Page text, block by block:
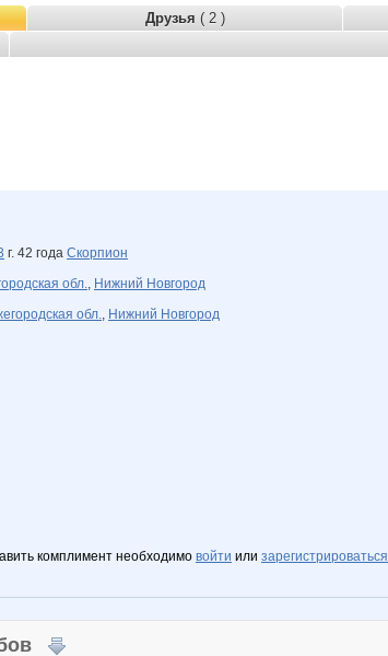
Друзья ( 2 )
г. 42 года Скорпион
обл., Нижний Новгород
обл., Нижний Новгород
комплимент необходимо войти или зарегистрироваться